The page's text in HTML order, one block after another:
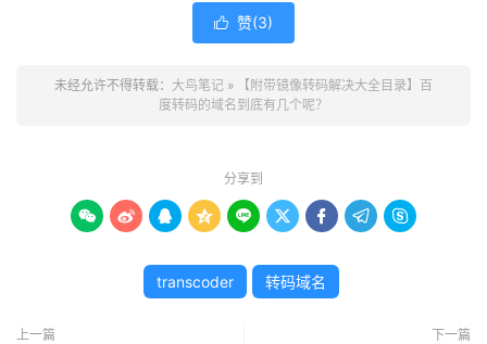
 赞(3)
未经允许不得转载： 大鸟笔记 »
【附带镜像转码解决大全目录】百
度转码的域名到底有几个呢？
分享到
        
transcoder 转码域名
上一篇 下一篇